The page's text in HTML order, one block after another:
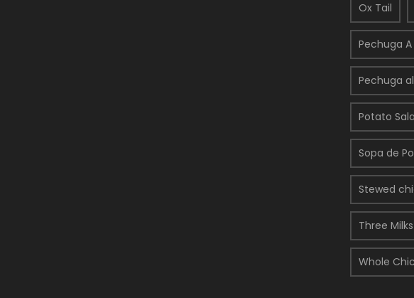
Ox Tail
Pechuga
Pechuga
Potato
Sopa de
Stewed
Three
Whole